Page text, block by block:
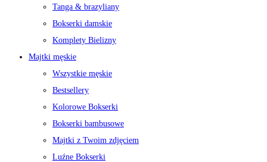
Tanga & brazyliany
Bokserki damskie
Komplety Bielizny
Majtki męskie
Wszystkie męskie
Bestsellery
Kolorowe Bokserki
Bokserki bambusowe
Majtki z Twoim zdjęciem
Luźne Bokserki